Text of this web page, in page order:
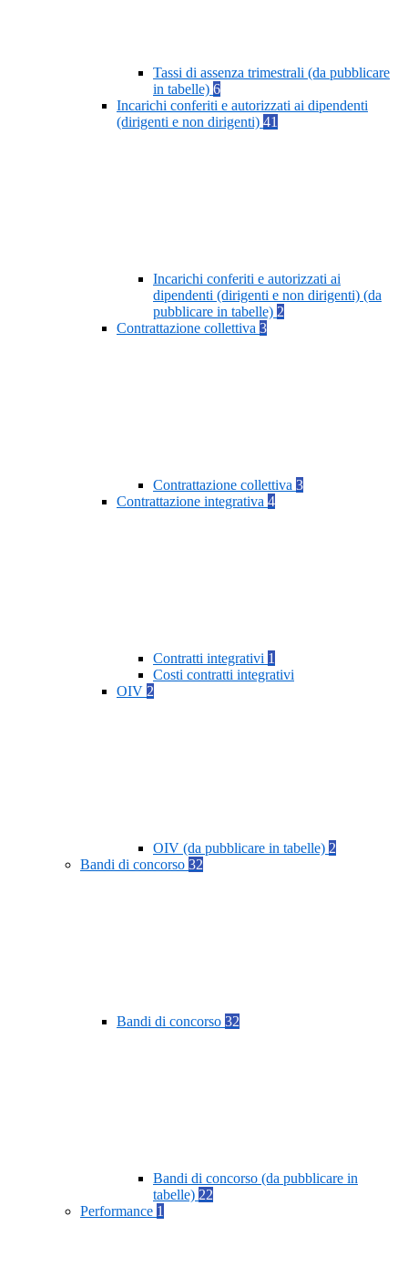
Tassi di assenza trimestrali (da pubblicare
in tabelle) 6
Incarichi conferiti e autorizzati ai dipendenti
(dirigenti e non dirigenti) 41
Incarichi conferiti e autorizzati ai
dipendenti (dirigenti e non dirigenti) (da
pubblicare in tabelle) 2
Contrattazione collettiva 3
Contrattazione collettiva 3
Contrattazione integrativa 4
Contratti integrativi 1
Costi contratti integrativi
OIV 2
OIV (da pubblicare in tabelle) 2
Bandi di concorso 32
Bandi di concorso 32
Bandi di concorso (da pubblicare in
tabelle) 22
Performance 1